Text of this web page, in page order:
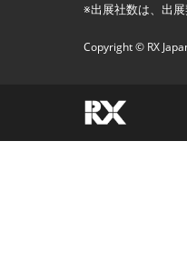
※出展社数は、出
Copyright © RX